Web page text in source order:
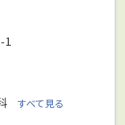
1
すべて見る